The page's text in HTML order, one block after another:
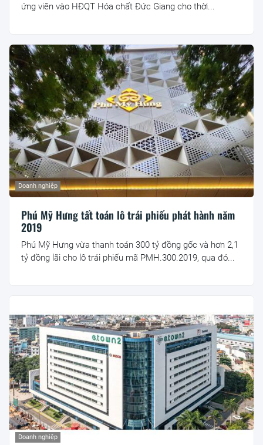
ứng viên vào HĐQT Hóa chất Đức Giang cho thời...
Phú Mỹ Hưng tất toán lô trái phiếu phát hành năm
2019
Doanh nghiệp
Phú Mỹ Hưng vừa thanh toán 300 tỷ đồng gốc và hơn 2,1
tỷ đồng lãi cho lô trái phiếu mã PMH.300.2019, qua đó...
Doanh nghiệp